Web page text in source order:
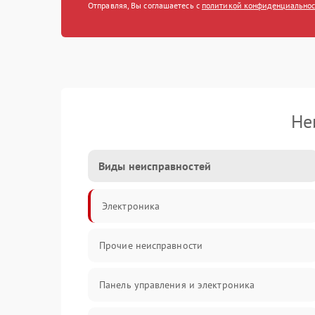
Отправляя, Вы соглашаетесь с политикой
Виды неисправностей
Электроника
Прочие неисправности
Панель управления и электроника